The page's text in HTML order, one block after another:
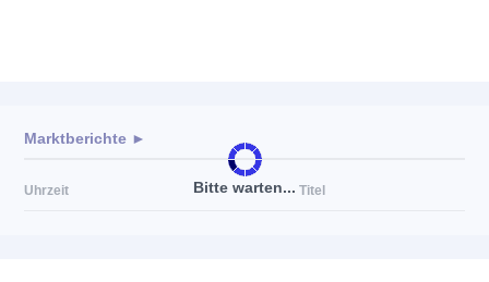
Bitte warten...
Marktberichte ►
Uhrzeit Titel